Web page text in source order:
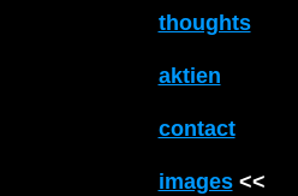
thoughts
aktien
contact
images<<